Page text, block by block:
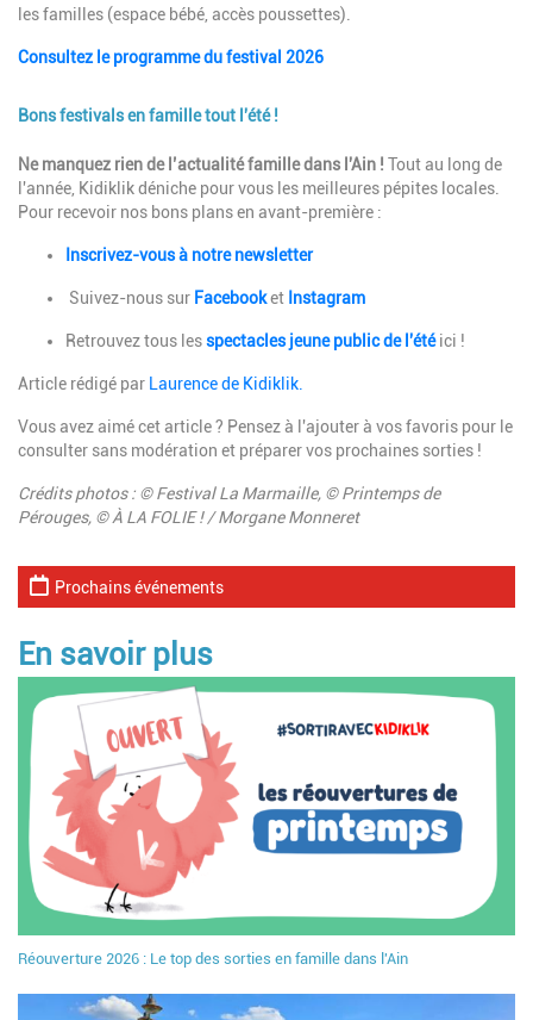
les familles (espace bébé, accès poussettes).
Consultez le programme du festival 2026
Bons festivals en famille tout l'été !
Description
Ne manquez rien de l’actualité famille dans l'Ain ! Tout au long de
l'année, Kidiklik déniche pour vous les meilleures pépites locales.
Pour recevoir nos bons plans en avant-première :
Inscrivez-vous à notre newsletter
Suivez-nous sur Facebooket Instagram
Retrouvez tous lesspectacles jeune public de l'étéici !
Article rédigé par Laurence de Kidiklik.
Vous avez aimé cet article ? Pensez à l'ajouter à vos favoris pour le
consulter sans modération et préparer vos prochaines sorties !
Crédits photos : © Festival La Marmaille, © Printemps de
Pérouges, © À LA FOLIE ! / Morgane Monneret
Prochains événements
En savoir plus
Réouverture 2026 : Le top des sorties en famille dans l'Ain